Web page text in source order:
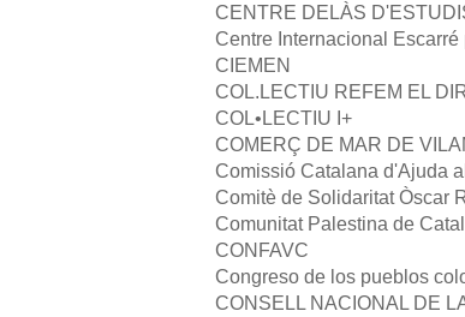
CENTRE DELÀS
Centre Internacional
CIEMEN
COL.LECTIU REFEM EL
COL•LECTIU I+
COMERÇ DE MAR DE
Comissió Catalana d'Ajuda
Comitè de Solidaritat Òscar
Comunitat Palestina de
CONFAVC
Congreso de los pueblos
CONSELL NACIONAL DE